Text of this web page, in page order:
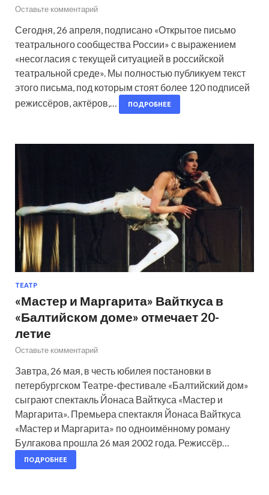
Оставьте комментарий
Сегодня, 26 апреля, подписано «Открытое письмо
театрального сообщества России» с выражением
«несогласия с текущей ситуацией в российской
театральной среде». Мы полностью публикуем текст
этого письма, под которым стоят более 120 подписей
режиссёров, актёров,…
ПОДРОБНЕЕ
ТЕАТР
«Мастер и Маргарита» Вайткуса в
«Балтийском доме» отмечает 20-
летие
Оставьте комментарий
Завтра, 26 мая, в честь юбилея постановки в
петербургском Театре-фестивале «Балтийский дом»
сыграют спектакль Йонаса Вайткуса «Мастер и
Маргарита». Премьера спектакля Йонаса Вайткуса
«Мастер и Маргарита» по одноимённому роману
Булгакова прошла 26 мая 2002 года. Режиссёр…
ПОДРОБНЕЕ